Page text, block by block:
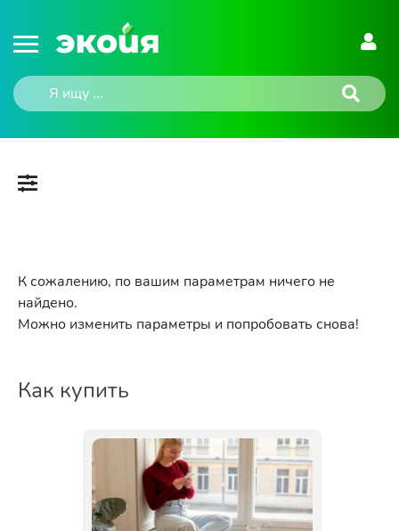
К сожалению, по вашим параметрам ничего не
найдено.
Можно изменить параметры и попробовать снова!
Как купить